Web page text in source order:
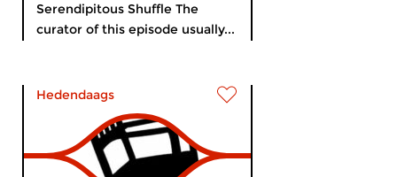
Serendipitous Shuffle The
curator of this episode usually...
Hedendaags